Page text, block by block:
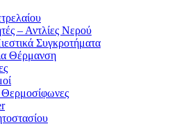
– Αντλίες Νερού
Συγκροτήματα
Θέρμανση
Θερμοσίφωνες